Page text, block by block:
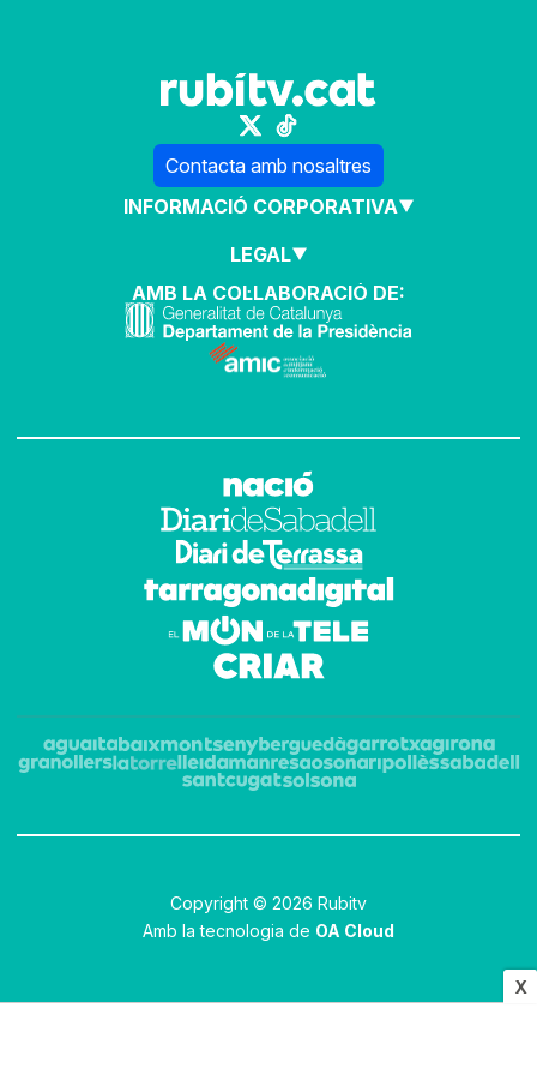
X
Contacta amb nosaltres
INFORMACIÓ CORPORATIVA
LEGAL
AMB LA COL·LABORACIÓ DE:
Copyright © 2026 Rubitv
Amb la tecnologia de OA Cloud